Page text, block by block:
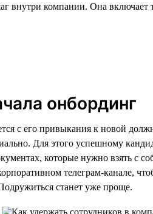
внутри компании. Она включает
онбординг
с его привыкания к новой
Для этого успешному
которые нужно взять с
телеграм-канале,
станет уже проще.